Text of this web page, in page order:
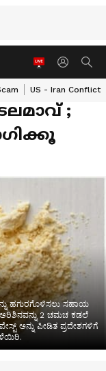
US - Iran Conflict
;
ಹಗುರಗೊಳಿಸಲು ಸಹಾಯ
2 ಚಮಚ ಕಡಲೆ
ಅನ್ನು ಪೀಡಿತ ಪ್ರದೇಶಗಳಿಗೆ